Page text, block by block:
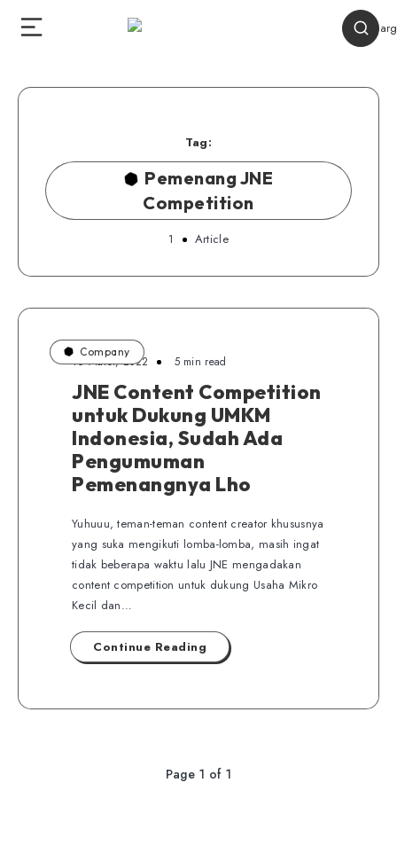
Tag:
Pemenang JNE
Competition
1 Article
Company
16 Maret, 2022 5 min read
JNE Content Competition
untuk Dukung UMKM
Indonesia, Sudah Ada
Pengumuman
Pemenangnya Lho
Yuhuuu, teman-teman content creator khususnya
yang suka mengikuti lomba-lomba, masih ingat
tidak beberapa waktu lalu JNE mengadakan
content competition untuk dukung Usaha Mikro
Kecil dan…
Continue Reading
Page 1 of 1